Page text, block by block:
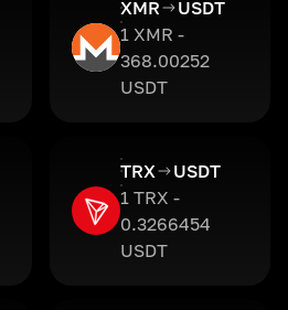
XMR
USDT
1 XMR -
368.00252
USDT
TRX
USDT
1 TRX -
0.3266454
USDT